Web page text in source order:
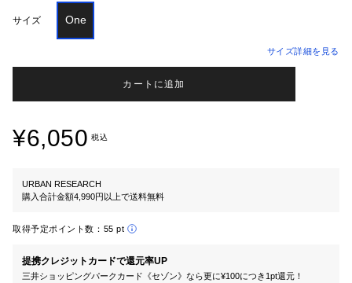
サイズ One
サイズ詳細を見る
カートに追加
¥6,050 税込
URBAN RESEARCH
購入合計金額4,990円以上で送料無料
取得予定ポイント数： 55 pt
提携クレジットカードで還元率UP
三井ショッピングパークカード《セゾン》なら更に¥100につき1pt還元！